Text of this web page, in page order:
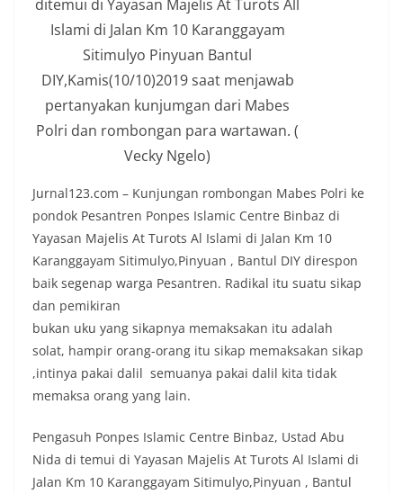
ditemui di Yayasan Majelis At Turots All
Islami di Jalan Km 10 Karanggayam
Sitimulyo Pinyuan Bantul
DIY,Kamis(10/10)2019 saat menjawab
pertanyakan kunjumgan dari Mabes
Polri dan rombongan para wartawan. (
Vecky Ngelo)
Jurnal123.com – Kunjungan rombongan Mabes Polri ke
pondok Pesantren Ponpes Islamic Centre Binbaz di
Yayasan Majelis At Turots Al Islami di Jalan Km 10
Karanggayam Sitimulyo,Pinyuan , Bantul DIY direspon
baik segenap warga Pesantren. Radikal itu suatu sikap
dan pemikiran
bukan uku yang sikapnya memaksakan itu adalah
solat, hampir orang-orang itu sikap memaksakan sikap
,intinya pakai dalil semuanya pakai dalil kita tidak
memaksa orang yang lain.
Pengasuh Ponpes Islamic Centre Binbaz, Ustad Abu
Nida di temui di Yayasan Majelis At Turots Al Islami di
Jalan Km 10 Karanggayam Sitimulyo,Pinyuan , Bantul